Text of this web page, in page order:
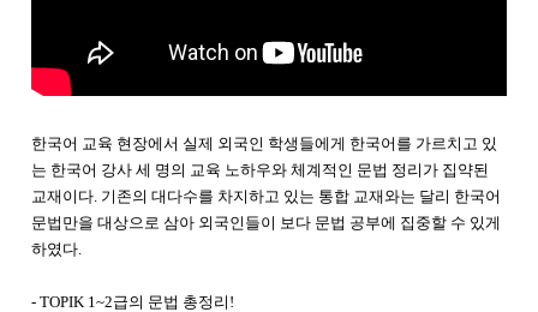
한국어 교육 현장에서 실제 외국인 학생들에게 한국어를 가르치고 있
는 한국어 강사 세 명의 교육 노하우와 체계적인 문법 정리가 집약된
교재이다. 기존의 대다수를 차지하고 있는 통합 교재와는 달리 한국어
문법만을 대상으로 삼아 외국인들이 보다 문법 공부에 집중할 수 있게
하였다.
- TOPIK 1~2급의 문법 총정리!